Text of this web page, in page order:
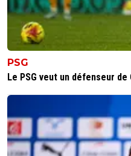
PSG
Le PSG veut un défenseur